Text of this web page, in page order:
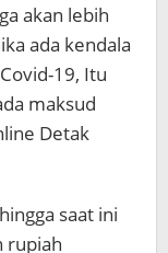
akan lebih
ada kendala
19, Itu
maksud
Detak
saat ini
rupiah